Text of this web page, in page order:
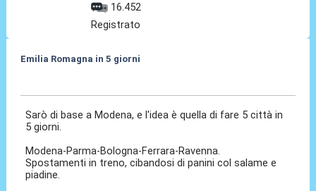
16.452
Registrato
Emilia Romagna in 5 giorni
Sarò di base a Modena, e l'idea è quella di fare 5 città in
5 giorni.
Modena-Parma-Bologna-Ferrara-Ravenna.
Spostamenti in treno, cibandosi di panini col salame e
piadine.